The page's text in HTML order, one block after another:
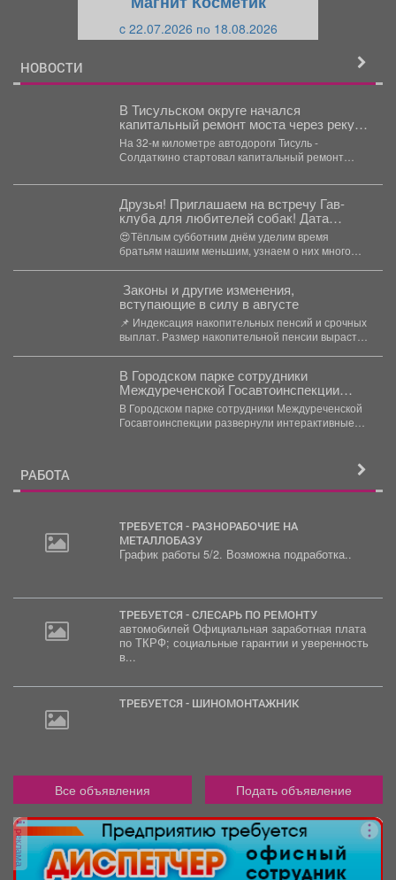
c 22.07.2026 по 18.08.2026
НОВОСТИ
В Тисульском округе начался
капитальный ремонт моста через реку
Дудет
На 32‑м километре автодороги Тисуль -
Солдаткино стартовал капитальный ремонт
Друзья! Приглашаем на встречу Гав-
клуба для любителей собак! Дата
проведения - суббота 8 августа в 14:00.
😍Тёплым субботним днём уделим время
братьям нашим меньшим, узнаем о них много
️ Законы и другие изменения,
вступающие в силу в августе
📌 Индексация накопительных пенсий и срочных
выплат. Размер накопительной пенсии вырастет
В Городском парке сотрудники
Междуреченской Госавтоинспекции
развернули интерактивные
профилактические площадки
В Городском парке сотрудники Междуреченской
Госавтоинспекции развернули интерактивные
РАБОТА
ТРЕБУЕТСЯ - РАЗНОРАБОЧИЕ НА
МЕТАЛЛОБАЗУ
График работы 5/2. Возможна подработка..
ТРЕБУЕТСЯ - СЛЕСАРЬ ПО РЕМОНТУ
автомобилей Официальная заработная плата
по ТКРФ; социальные гарантии и уверенность
в...
ТРЕБУЕТСЯ - ШИНОМОНТАЖНИК
Все объявления Подать объявление
реклама